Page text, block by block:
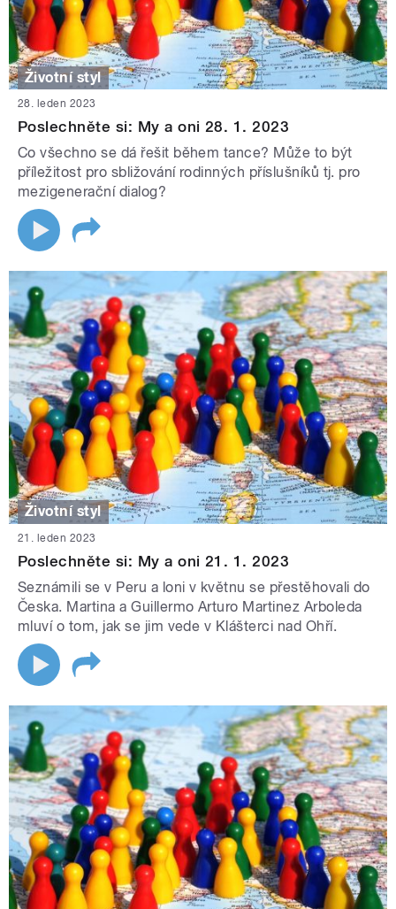
Životní styl
28. leden 2023
Poslechněte si: My a oni 28. 1. 2023
Co všechno se dá řešit během tance? Může to být
příležitost pro sbližování rodinných příslušníků tj. pro
mezigenerační dialog?
Životní styl
21. leden 2023
Poslechněte si: My a oni 21. 1. 2023
Seznámili se v Peru a loni v květnu se přestěhovali do
Česka. Martina a Guillermo Arturo Martinez Arboleda
mluví o tom, jak se jim vede v Klášterci nad Ohří.